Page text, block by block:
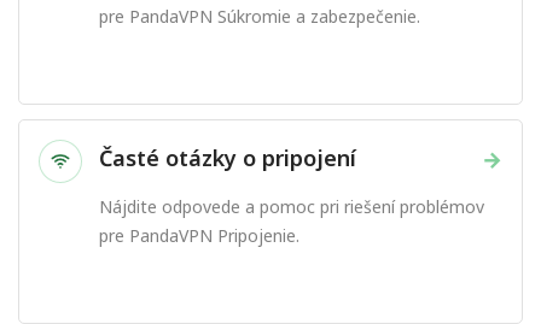
pre PandaVPN Súkromie a zabezpečenie.
→
Časté otázky o pripojení
Nájdite odpovede a pomoc pri riešení problémov
pre PandaVPN Pripojenie.